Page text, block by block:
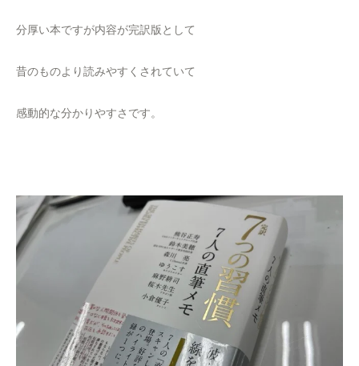
分厚い本ですが内容が完訳版として
昔のものより読みやすくされていて
感動的な分かりやすさです。